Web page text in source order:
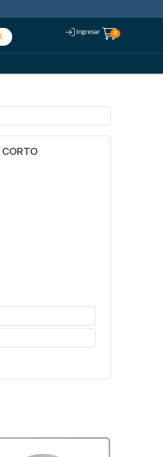
Ingresar 0